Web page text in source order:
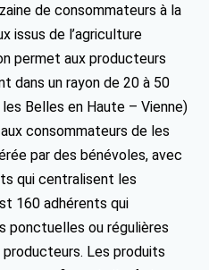
de consommateurs à la
issus de l’agriculture
permet aux producteurs
dans un rayon de 20 à 50
Belles en Haute – Vienne)
consommateurs de les
par des bénévoles, avec
qui centralisent les
160 adhérents qui
ou régulières
producteurs. Les produits